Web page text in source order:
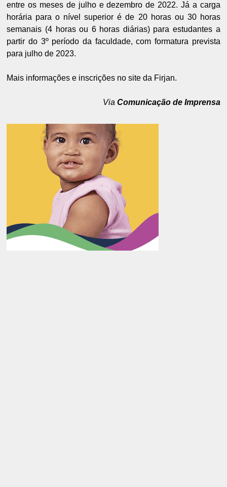
entre os meses de julho e dezembro de 2022. Já a carga
horária para o nível superior é de 20 horas ou 30 horas
semanais (4 horas ou 6 horas diárias) para estudantes a
partir do 3º período da faculdade, com formatura prevista
para julho de 2023.
Mais informações e inscrições no site da Firjan.
Via Comunicação de Imprensa